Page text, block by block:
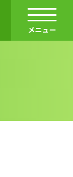
メニュー